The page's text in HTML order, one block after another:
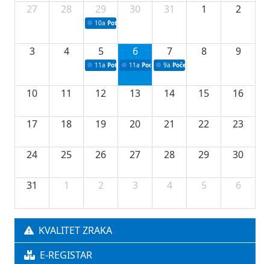
27
28 29
10a Potpisivanje ugovora sa neprofitnim
30 31 1 2
3 4 5
11a Potpisivanje ugovora o stipendijama za
6
11a Podrška razvoju vodne infrastrukture u
7
9a Početak izgradnje nove
8 9
10 11 12 13 14 15 16
17 18 19 20 21 22 23
24 25 26 27 28 29 30
31 1 2 3 4 5 6
KVALITET ZRAKA
E-REGISTAR